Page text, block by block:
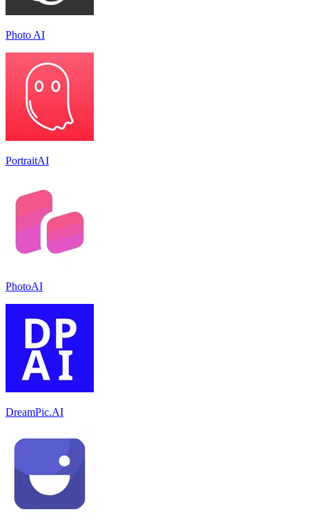
Photo AI
PortraitAI
PhotoAI
DreamPic.AI